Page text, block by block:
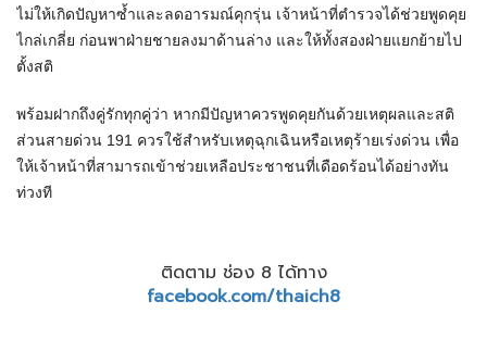
ไม่ให้เกิดปัญหาซ้ำและลดอารมณ์คุกรุ่น เจ้าหน้าที่ตำรวจได้ช่วยพูดคุย
ไกล่เกลี่ย ก่อนพาฝ่ายชายลงมาด้านล่าง และให้ทั้งสองฝ่ายแยกย้ายไป
ตั้งสติ
พร้อมฝากถึงคู่รักทุกคู่ว่า หากมีปัญหาควรพูดคุยกันด้วยเหตุผลและสติ
ส่วนสายด่วน 191 ควรใช้สำหรับเหตุฉุกเฉินหรือเหตุร้ายเร่งด่วน เพื่อ
ให้เจ้าหน้าที่สามารถเข้าช่วยเหลือประชาชนที่เดือดร้อนได้อย่างทัน
ท่วงที
ติดตาม ช่อง 8 ได้ทาง
facebook.com/thaich8